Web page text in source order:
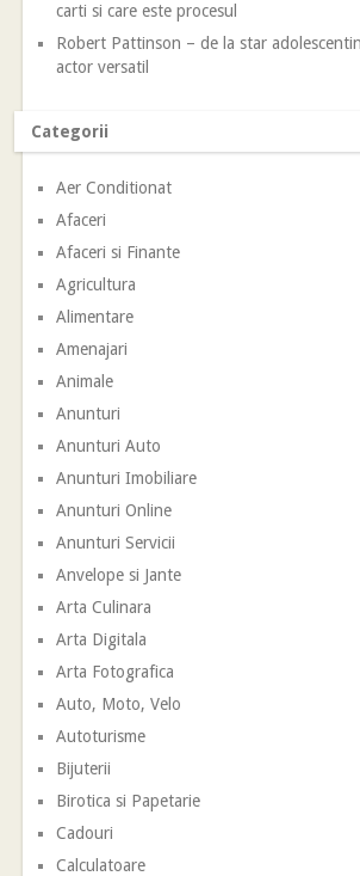
carti si care este procesul
Robert Pattinson – de la star
actor versatil
Categorii
Aer Conditionat
Afaceri
Afaceri si Finante
Agricultura
Alimentare
Amenajari
Animale
Anunturi
Anunturi Auto
Anunturi Imobiliare
Anunturi Online
Anunturi Servicii
Anvelope si Jante
Arta Culinara
Arta Digitala
Arta Fotografica
Auto, Moto, Velo
Autoturisme
Bijuterii
Birotica si Papetarie
Cadouri
Calculatoare